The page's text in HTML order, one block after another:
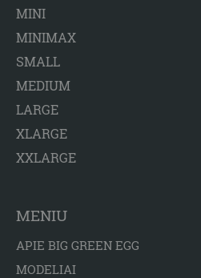
MINI
MINIMAX
SMALL
MEDIUM
LARGE
XLARGE
XXLARGE
MENIU
APIE BIG GREEN EGG
MODELIAI